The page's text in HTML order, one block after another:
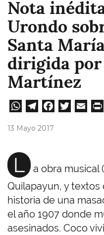
Nota
Urondo
Santa
dirigida por
Martínez
W
A
pp
Te
m
Fa
13 Mayo 2017
L
a obra musical
Quilapayun, y textos
historia de una
el año 1907 donde
asesinados. Coco